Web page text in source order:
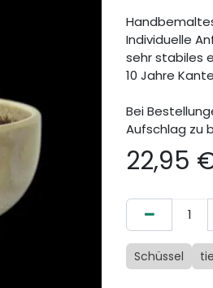
Individuelle
sehr stabiles
10 Jahre
Bei
Aufschlag zu
22,95
Schüssel